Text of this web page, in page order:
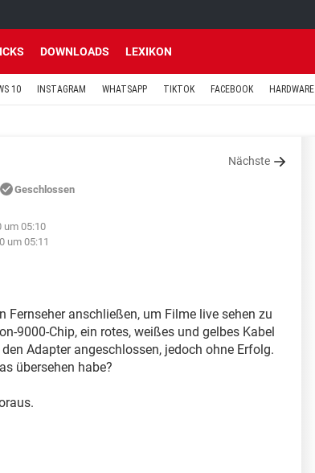
DOWNLOADS LEXIKON
10 INSTAGRAM WHATSAPP TIKTOK FACEBOOK HARDWARE
Nächste
Geschlossen
um 05:10
um 05:11
Fernseher anschließen, um Filme live sehen zu
9000-Chip, ein rotes, weißes und gelbes Kabel
Adapter angeschlossen, jedoch ohne Erfolg.
übersehen habe?